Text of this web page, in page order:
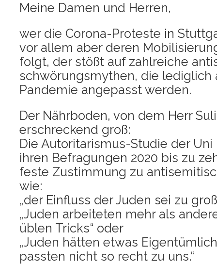
Mei­ne Damen und Herren,
wer die Coro­na-Pro­tes­te in
vor allem aber deren
folgt, der stößt auf zahl­rei­che
schwö­rungs­my­then, die ledig­lich
Pan­de­mie ange­passt werden.
Der Nähr­bo­den, von dem Herr
erschre­ckend groß:
Die Auto­ri­ta­ris­mus-Stu­die der
ihren Befra­gun­gen 2020 bis zu
fes­te Zustim­mung zu
wie:
„der Ein­fluss der Juden sei zu
„Juden arbei­te­ten mehr als
üblen Tricks“ oder
„Juden hät­ten etwas
pass­ten nicht so recht zu uns.“